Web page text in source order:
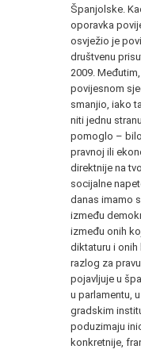
Španjolske.
oporavka
osvježio je
društvenu
2009.
povijesnom
smanjio, iako
niti jednu
pomoglo –
pravnoj ili
direktnije na
socijalne
danas imamo
između
između onih
diktaturu i onih
razlog za
pojavljuje u
u parlamentu,
gradskim
poduzimaju
konkretnije,